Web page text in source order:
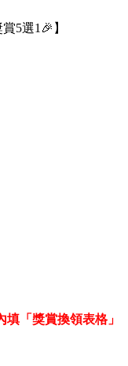
5選1🎉】
「獎賞換領表格」